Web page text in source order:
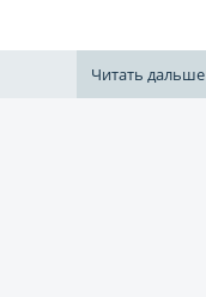
Читать дальше